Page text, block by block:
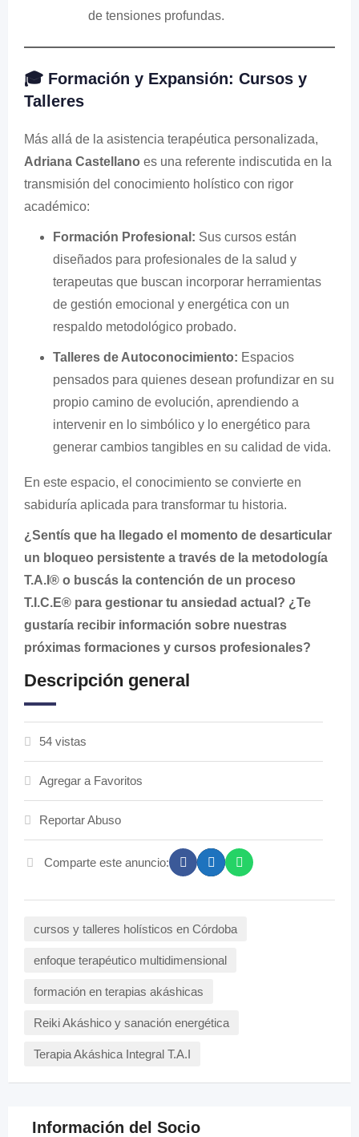
de tensiones profundas.
🎓 Formación y Expansión: Cursos y
Talleres
Más allá de la asistencia terapéutica personalizada,
Adriana Castellano es una referente indiscutida en la
transmisión del conocimiento holístico con rigor
académico:
Formación Profesional: Sus cursos están
diseñados para profesionales de la salud y
terapeutas que buscan incorporar herramientas
de gestión emocional y energética con un
respaldo metodológico probado.
Talleres de Autoconocimiento: Espacios
pensados para quienes desean profundizar en su
propio camino de evolución, aprendiendo a
intervenir en lo simbólico y lo energético para
generar cambios tangibles en su calidad de vida.
En este espacio, el conocimiento se convierte en
sabiduría aplicada para transformar tu historia.
¿Sentís que ha llegado el momento de desarticular
un bloqueo persistente a través de la metodología
T.A.I®️ o buscás la contención de un proceso
T.I.C.E®️ para gestionar tu ansiedad actual? ¿Te
gustaría recibir información sobre nuestras
próximas formaciones y cursos profesionales?
Descripción general
54 vistas
Agregar a Favoritos
Reportar Abuso
Comparte este anuncio:
cursos y talleres holísticos en Córdoba
enfoque terapéutico multidimensional
formación en terapias akáshicas
Reiki Akáshico y sanación energética
Terapia Akáshica Integral T.A.I
Información del Socio